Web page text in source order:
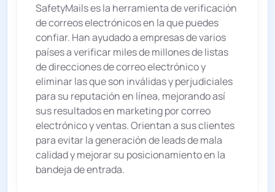
SafetyMails es la herramienta de verificación
de correos electrónicos en la que puedes
confiar. Han ayudado a empresas de varios
países a verificar miles de millones de listas
de direcciones de correo electrónico y
eliminar las que son inválidas y perjudiciales
para su reputación en línea, mejorando así
sus resultados en marketing por correo
electrónico y ventas. Orientan a sus clientes
para evitar la generación de leads de mala
calidad y mejorar su posicionamiento en la
bandeja de entrada.